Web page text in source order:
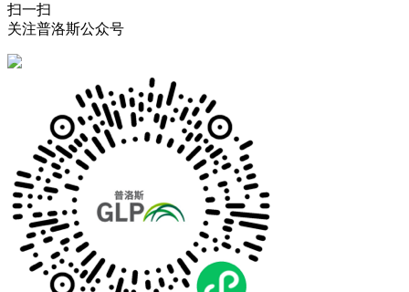
扫一扫
关注普洛斯公众号